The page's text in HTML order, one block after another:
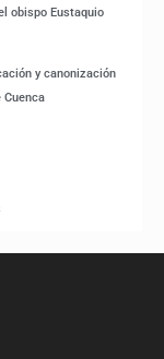
obispo Eustaquio
y canonización